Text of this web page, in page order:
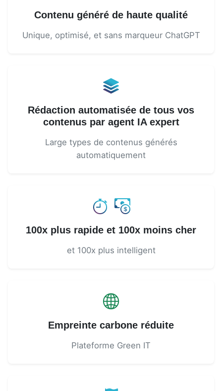
Contenu généré de haute qualité
Unique, optimisé, et sans marqueur ChatGPT
Rédaction automatisée de tous vos
contenus par agent IA expert
Large types de contenus générés
automatiquement
100x plus rapide et 100x moins cher
et 100x plus intelligent
Empreinte carbone réduite
Plateforme Green IT